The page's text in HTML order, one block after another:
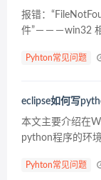
报错：
件”－－－win32
Pyhton常见问题
eclipse如何写
本文主要介绍在
python程序的环
Pyhton常见问题